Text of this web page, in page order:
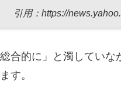
引用：https://
合的に」と濁してい
す。